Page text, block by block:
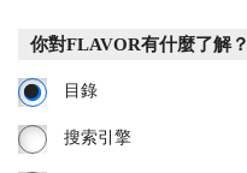
你對FLAVOR有什麼了解？
目錄
搜索引擎